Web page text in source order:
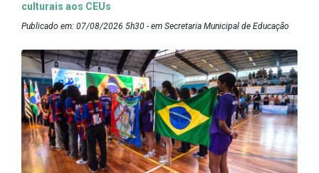
culturais aos CEUs
Publicado em: 07/08/2026 5h30 - em Secretaria Municipal de Educação